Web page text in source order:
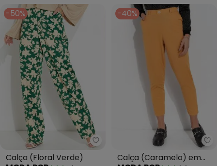
-50%
Moda Pop - Calça (Floral
Calça (Floral Verde)
-40%
Calça (Caramelo) em